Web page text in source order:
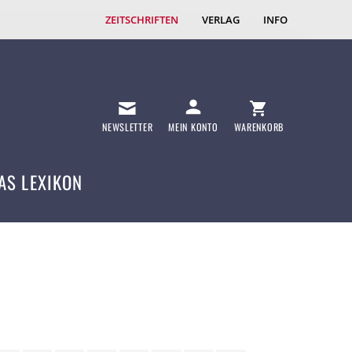
ZEITSCHRIFTEN VERLAG INFO
NEWSLETTER MEIN KONTO WARENKORB
LEXIKON